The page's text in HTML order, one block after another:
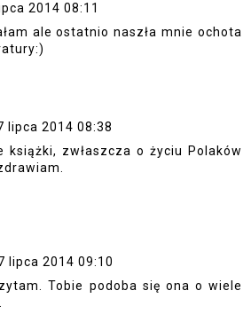
2014 08:11
ale ostatnio naszła mnie ochota
lipca 2014 08:38
książki, zwłaszcza o życiu Polaków
lipca 2014 09:10
Tobie podoba się ona o wiele